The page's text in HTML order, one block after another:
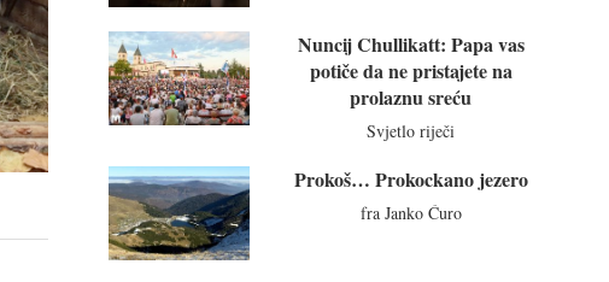
Nuncij Chullikatt: Papa vas
potiče da ne pristajete na
prolaznu sreću
Svjetlo riječi
Prokoš… Prokockano jezero
fra Janko Ćuro